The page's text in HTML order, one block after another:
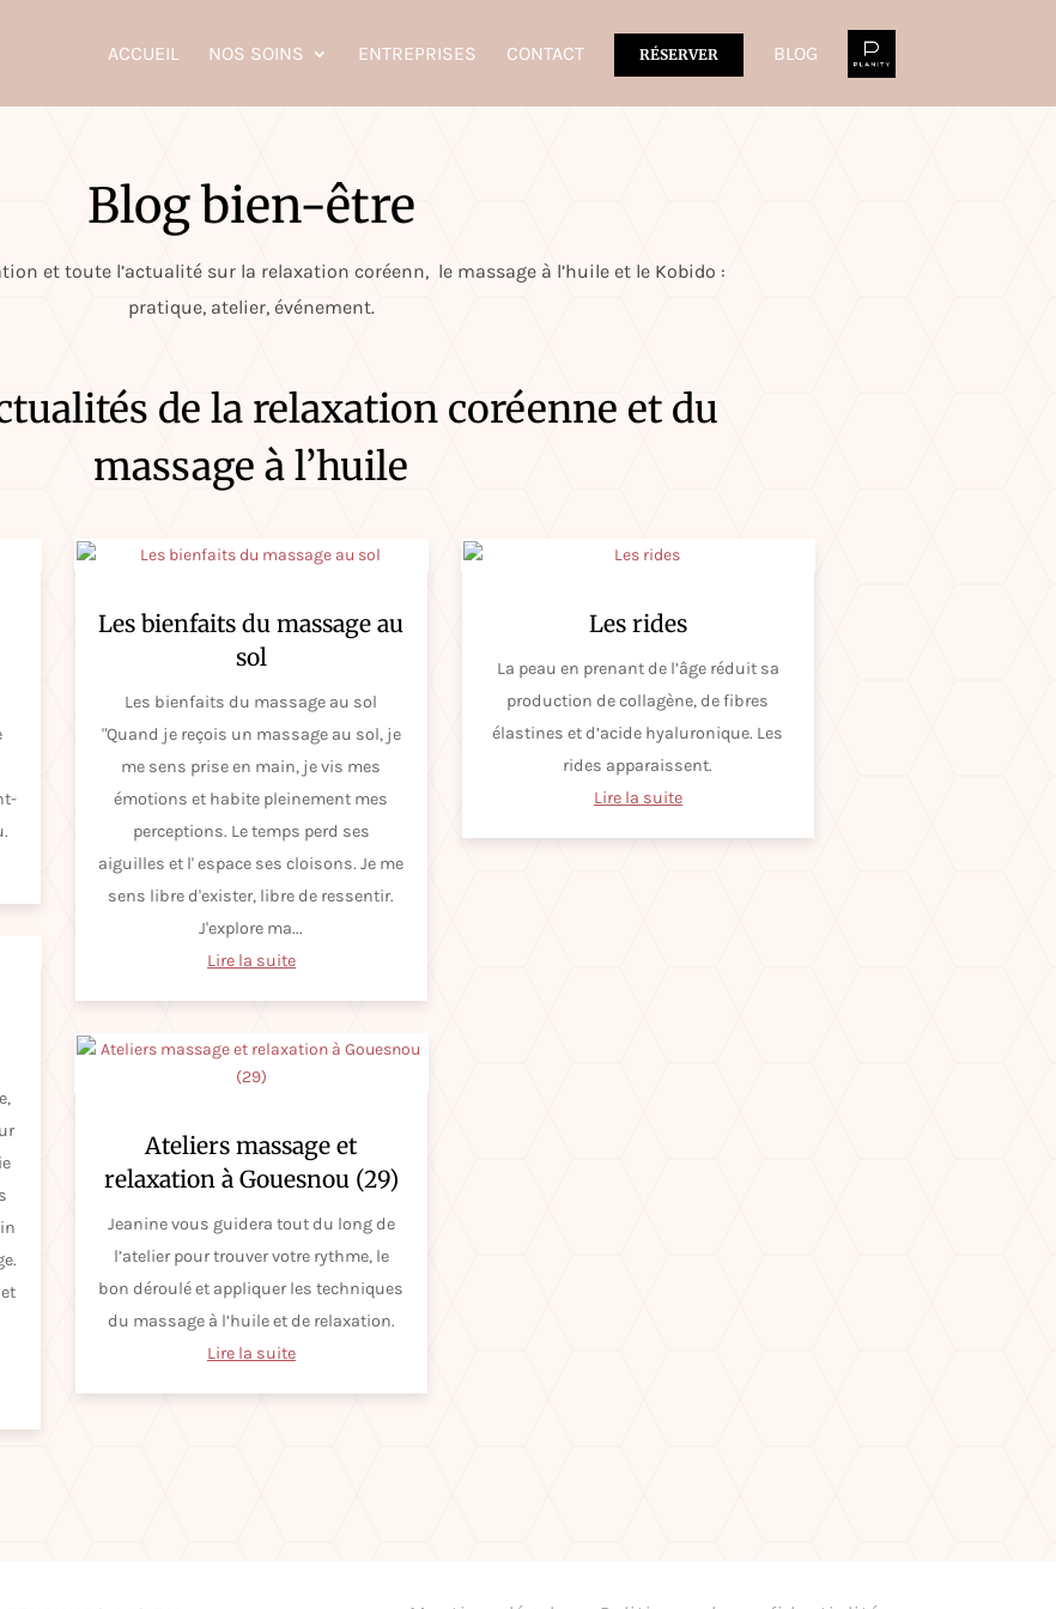
ACCUEIL NOS SOINS ENTREPRISES CONTACT RÉSERVER BLOG
Blog bien-être
et toute l’actualité sur la relaxation coréenn, le massage à l’huile et le Kobido :
pratique, atelier, événement.
de la relaxation coréenne et du
massage à l’huile
Les bienfaits du massage au
sol
Les bienfaits du massage au sol
"Quand je reçois un massage au sol, je
me sens prise en main, je vis mes
émotions et habite pleinement mes
perceptions. Le temps perd ses
aiguilles et l' espace ses cloisons. Je me
sens libre d'exister, libre de ressentir.
J'explore ma...
Lire la suite
Ateliers massage et
relaxation à Gouesnou (29)
Jeanine vous guidera tout du long de
l’atelier pour trouver votre rythme, le
bon déroulé et appliquer les techniques
du massage à l’huile et de relaxation.
Lire la suite
Les rides
La peau en prenant de l’âge réduit sa
production de collagène, de fibres
élastines et d’acide hyaluronique. Les
rides apparaissent.
Lire la suite